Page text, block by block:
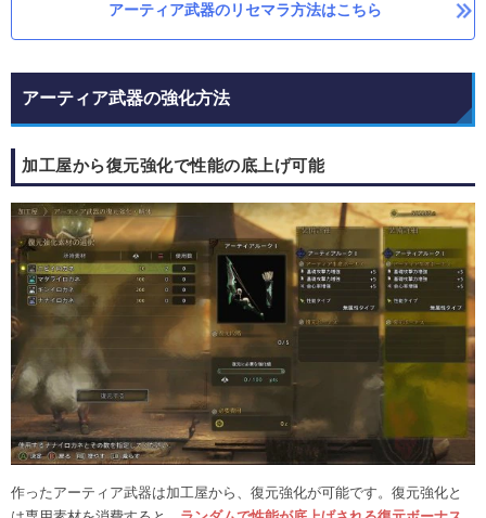
アーティア武器のリセマラ方法はこちら
アーティア武器の強化方法
加工屋から復元強化で性能の底上げ可能
作ったアーティア武器は加工屋から、復元強化が可能です。復元強化と